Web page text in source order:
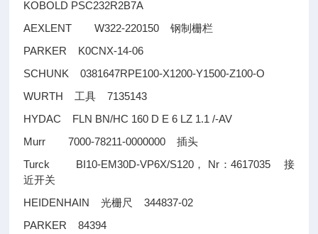
KOBOLD PSC232R2B7A
AEXLENT W322-220150钢制栅栏
PARKER K0CNX-14-06
SCHUNK 0381647RPE100-X1200-Y1500-Z100-O
WURTH 工具 7135143
HYDAC FLN BN/HC 160 D E 6 LZ 1.1 /-AV
Murr 7000-78211-0000000插头
Turck BI10-EM30D-VP6X/S120， Nr ：4617035 接
近开关
HEIDENHAIN光栅尺
344837-02
PARKER 84394